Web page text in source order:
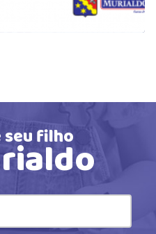
filho